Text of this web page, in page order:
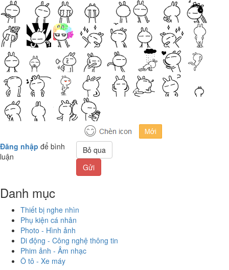
Đăng nhập để bình
luận
Bỏ qua
Gửi
Danh mục
Thiết bị nghe nhìn
Phụ kiện cá nhân
Photo - Hình ảnh
Di động - Công nghệ thông tin
Phim ảnh - Âm nhạc
Ô tô - Xe máy